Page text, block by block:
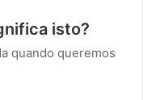
isto?
quando queremos